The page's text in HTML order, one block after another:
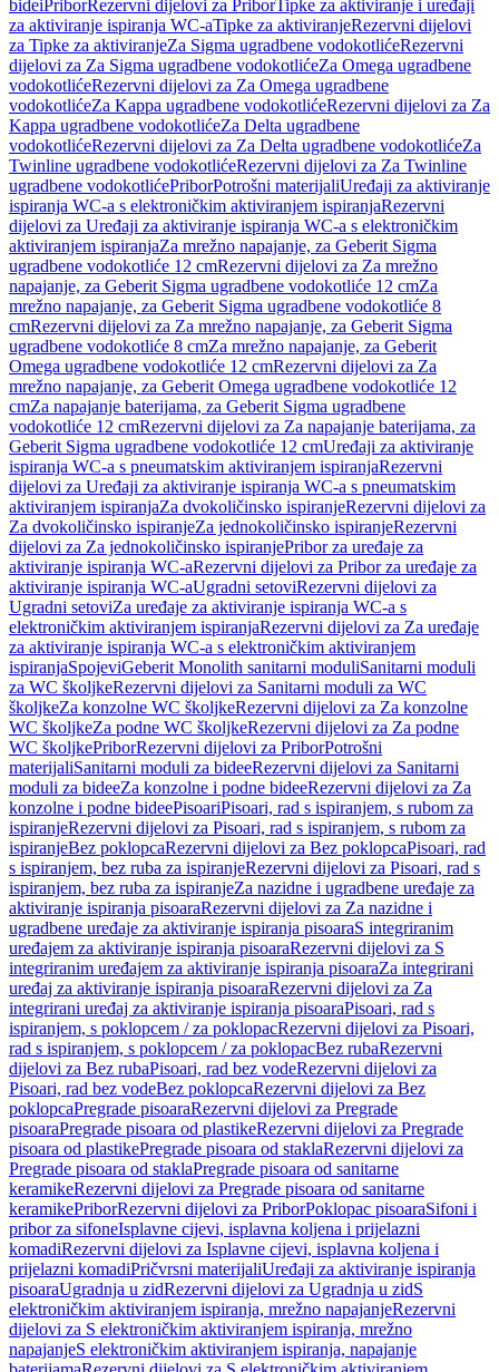
bideiPriborRezervni dijelovi za PriborTipke za aktiviranje i uređaji
za aktiviranje ispiranja WC-aTipke za aktiviranjeRezervni dijelovi
za Tipke za aktiviranjeZa Sigma ugradbene vodokotlićeRezervni
dijelovi za Za Sigma ugradbene vodokotlićeZa Omega ugradbene
vodokotlićeRezervni dijelovi za Za Omega ugradbene
vodokotlićeZa Kappa ugradbene vodokotlićeRezervni dijelovi za Za
Kappa ugradbene vodokotlićeZa Delta ugradbene
vodokotlićeRezervni dijelovi za Za Delta ugradbene vodokotlićeZa
Twinline ugradbene vodokotlićeRezervni dijelovi za Za Twinline
ugradbene vodokotlićePriborPotrošni materijaliUređaji za aktiviranje
ispiranja WC-a s elektroničkim aktiviranjem ispiranjaRezervni
dijelovi za Uređaji za aktiviranje ispiranja WC-a s elektroničkim
aktiviranjem ispiranjaZa mrežno napajanje, za Geberit Sigma
ugradbene vodokotliće 12 cmRezervni dijelovi za Za mrežno
napajanje, za Geberit Sigma ugradbene vodokotliće 12 cmZa
mrežno napajanje, za Geberit Sigma ugradbene vodokotliće 8
cmRezervni dijelovi za Za mrežno napajanje, za Geberit Sigma
ugradbene vodokotliće 8 cmZa mrežno napajanje, za Geberit
Omega ugradbene vodokotliće 12 cmRezervni dijelovi za Za
mrežno napajanje, za Geberit Omega ugradbene vodokotliće 12
cmZa napajanje baterijama, za Geberit Sigma ugradbene
vodokotliće 12 cmRezervni dijelovi za Za napajanje baterijama, za
Geberit Sigma ugradbene vodokotliće 12 cmUređaji za aktiviranje
ispiranja WC-a s pneumatskim aktiviranjem ispiranjaRezervni
dijelovi za Uređaji za aktiviranje ispiranja WC-a s pneumatskim
aktiviranjem ispiranjaZa dvokoličinsko ispiranjeRezervni dijelovi za
Za dvokoličinsko ispiranjeZa jednokoličinsko ispiranjeRezervni
dijelovi za Za jednokoličinsko ispiranjePribor za uređaje za
aktiviranje ispiranja WC-aRezervni dijelovi za Pribor za uređaje za
aktiviranje ispiranja WC-aUgradni setoviRezervni dijelovi za
Ugradni setoviZa uređaje za aktiviranje ispiranja WC-a s
elektroničkim aktiviranjem ispiranjaRezervni dijelovi za Za uređaje
za aktiviranje ispiranja WC-a s elektroničkim aktiviranjem
ispiranjaSpojeviGeberit Monolith sanitarni moduliSanitarni moduli
za WC školjkeRezervni dijelovi za Sanitarni moduli za WC
školjkeZa konzolne WC školjkeRezervni dijelovi za Za konzolne
WC školjkeZa podne WC školjkeRezervni dijelovi za Za podne
WC školjkePriborRezervni dijelovi za PriborPotrošni
materijaliSanitarni moduli za bideeRezervni dijelovi za Sanitarni
moduli za bideeZa konzolne i podne bideeRezervni dijelovi za Za
konzolne i podne bideePisoariPisoari, rad s ispiranjem, s rubom za
ispiranjeRezervni dijelovi za Pisoari, rad s ispiranjem, s rubom za
ispiranjeBez poklopcaRezervni dijelovi za Bez poklopcaPisoari, rad
s ispiranjem, bez ruba za ispiranjeRezervni dijelovi za Pisoari, rad s
ispiranjem, bez ruba za ispiranjeZa nazidne i ugradbene uređaje za
aktiviranje ispiranja pisoaraRezervni dijelovi za Za nazidne i
ugradbene uređaje za aktiviranje ispiranja pisoaraS integriranim
uređajem za aktiviranje ispiranja pisoaraRezervni dijelovi za S
integriranim uređajem za aktiviranje ispiranja pisoaraZa integrirani
uređaj za aktiviranje ispiranja pisoaraRezervni dijelovi za Za
integrirani uređaj za aktiviranje ispiranja pisoaraPisoari, rad s
ispiranjem, s poklopcem / za poklopacRezervni dijelovi za Pisoari,
rad s ispiranjem, s poklopcem / za poklopacBez rubaRezervni
dijelovi za Bez rubaPisoari, rad bez vodeRezervni dijelovi za
Pisoari, rad bez vodeBez poklopcaRezervni dijelovi za Bez
poklopcaPregrade pisoaraRezervni dijelovi za Pregrade
pisoaraPregrade pisoara od plastikeRezervni dijelovi za Pregrade
pisoara od plastikePregrade pisoara od staklaRezervni dijelovi za
Pregrade pisoara od staklaPregrade pisoara od sanitarne
keramikeRezervni dijelovi za Pregrade pisoara od sanitarne
keramikePriborRezervni dijelovi za PriborPoklopac pisoaraSifoni i
pribor za sifoneIsplavne cijevi, isplavna koljena i prijelazni
komadiRezervni dijelovi za Isplavne cijevi, isplavna koljena i
prijelazni komadiPričvrsni materijaliUređaji za aktiviranje ispiranja
pisoaraUgradnja u zidRezervni dijelovi za Ugradnja u zidS
elektroničkim aktiviranjem ispiranja, mrežno napajanjeRezervni
dijelovi za S elektroničkim aktiviranjem ispiranja, mrežno
napajanjeS elektroničkim aktiviranjem ispiranja, napajanje